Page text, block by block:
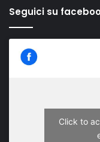
Seguici su
Click to